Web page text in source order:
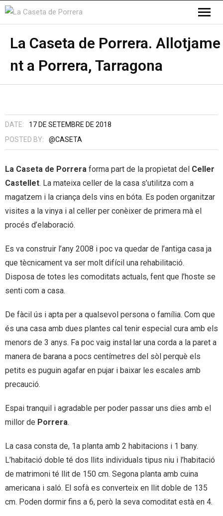
La Caseta de Porrera. Allotjame
nt a Porrera, Tarragona
DATE:
17 DE SETEMBRE DE 2018
POSTED BY:
@CASETA
La Caseta de Porrera forma part de la propietat del Celler
Castellet. La mateixa celler de la casa s’utilitza com a
magatzem i la criança dels vins en bóta. Es poden organitzar
visites a la vinya i al celler per conèixer de primera mà el
procés d’elaboració.
Es va construir l’any 2008 i poc va quedar de l’antiga casa ja
que tècnicament va ser molt difícil una rehabilitació.
Disposa de totes les comoditats actuals, fent que l’hoste se
senti com a casa.
De fàcil ús i apta per a qualsevol persona o família. Com que
és una casa amb dues plantes cal tenir especial cura amb els
menors de 3 anys. Fa poc vaig instal·lar una corda a la paret a
manera de barana a pocs centímetres del sòl perquè els
petits es puguin agafar en pujar i baixar les escales amb
precaució.
Espai tranquil i agradable per poder passar uns dies amb el
millor de Porrera.
La casa consta de, 1a planta amb 2 habitacions i 1 bany.
L’habitació doble té dos llits individuals tipus niu i l’habitació
de matrimoni té llit de 150 cm. Segona planta amb cuina
americana i saló. El sofà es converteix en llit doble de 135
cm. Poden dormir fins a 6, però la seva comoditat està en 4.